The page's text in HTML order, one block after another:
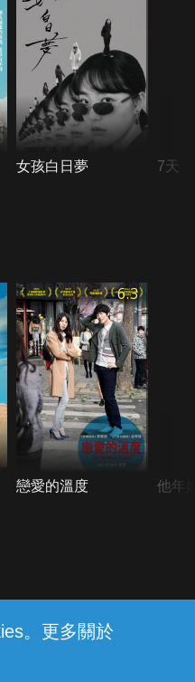
。更多關於
女孩白日夢 7天
6.3
戀愛的溫度 他年